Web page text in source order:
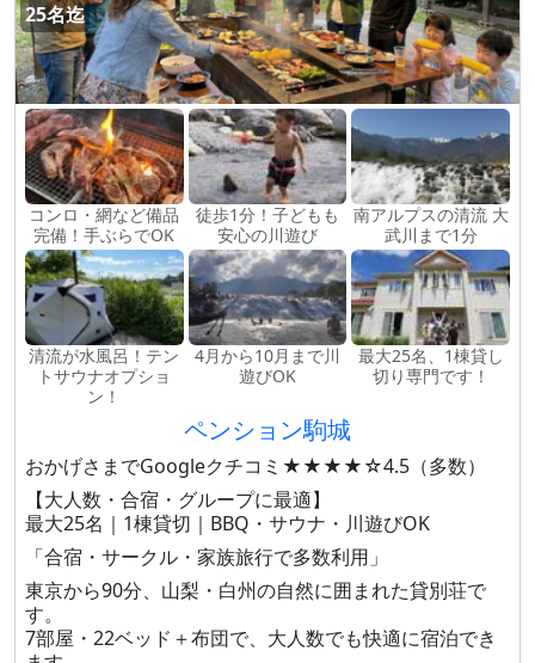
25名迄
コンロ・網など備品
完備！手ぶらでOK
徒歩1分！子どもも
安心の川遊び
南アルプスの清流 大
武川まで1分
清流が水風呂！テン
トサウナオプショ
ン！
4月から10月まで川
遊びOK
最大25名、1棟貸し
切り専門です！
ペンション駒城
おかげさまでGoogleクチコミ★★★★☆4.5（多数）
【大人数・合宿・グループに最適】
最大25名｜1棟貸切｜BBQ・サウナ・川遊びOK
「合宿・サークル・家族旅行で多数利用」
東京から90分、山梨・白州の自然に囲まれた貸別荘で
す。
7部屋・22ベッド＋布団で、大人数でも快適に宿泊でき